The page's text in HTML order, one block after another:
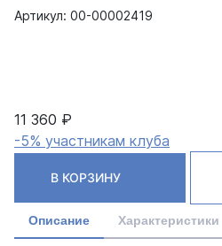
Артикул: 00-00002419
11 360 ₽
-5% участникам клуба
В КОРЗИНУ
Описание Характеристики